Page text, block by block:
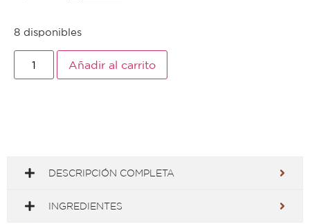
8 disponibles
Añadir al carrito
DESCRIPCIÓN COMPLETA
INGREDIENTES